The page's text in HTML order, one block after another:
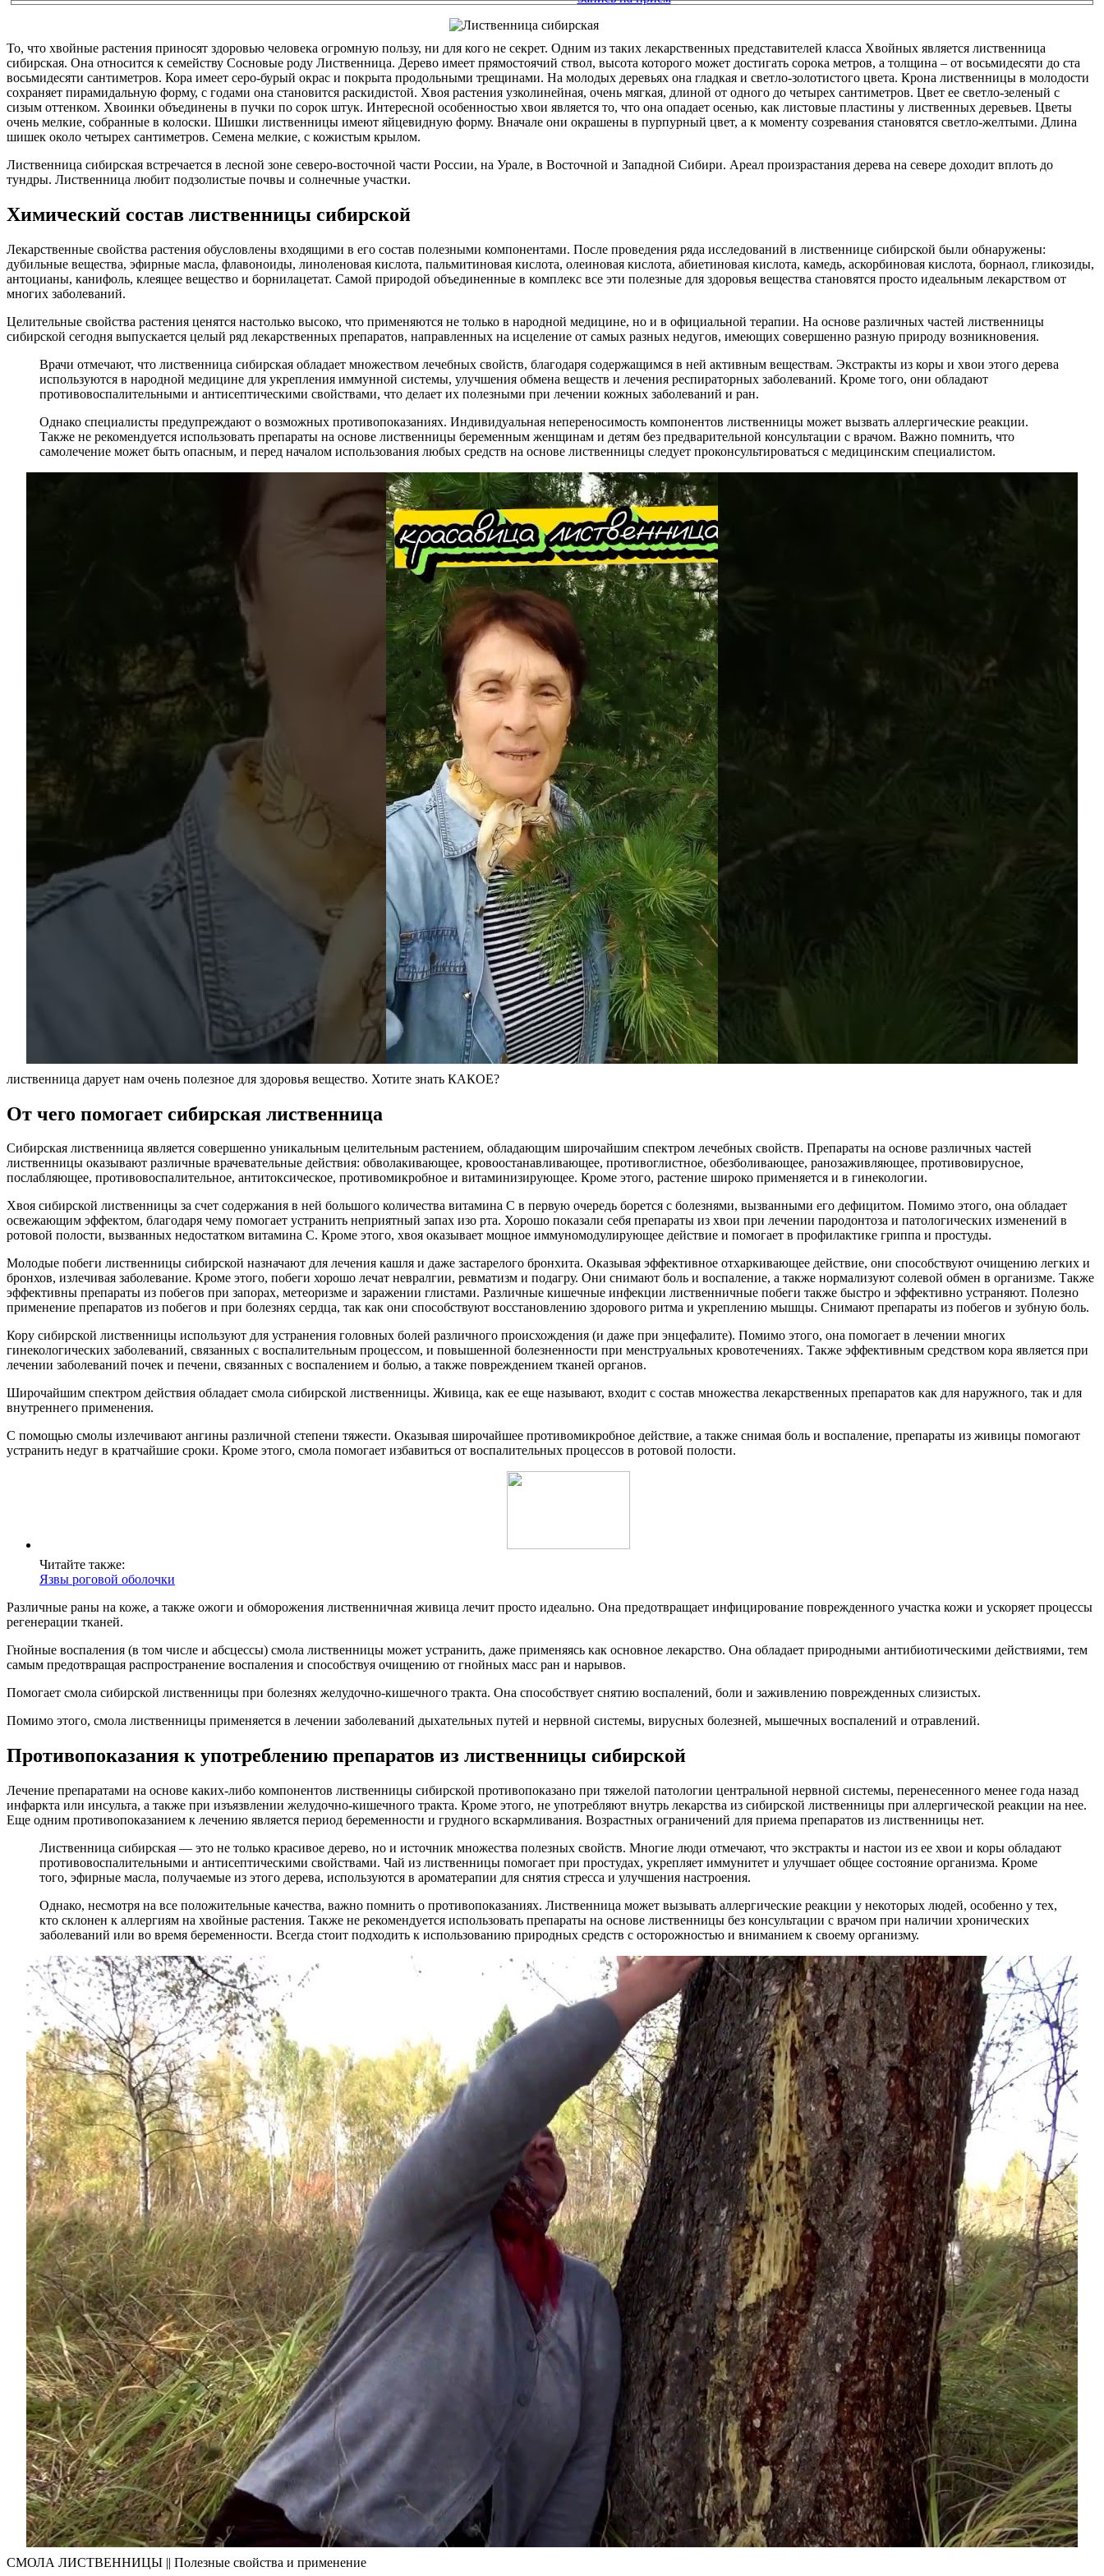
То, что хвойные растения приносят здоровью человека огромную пользу, ни для кого не секрет. Одним из таких лекарственных представителей класса Хвойных является лиственница
сибирская. Она относится к семейству Сосновые роду Лиственница. Дерево имеет прямостоячий ствол, высота которого может достигать сорока метров, а толщина – от восьмидесяти до ста
восьмидесяти сантиметров. Кора имеет серо-бурый окрас и покрыта продольными трещинами. На молодых деревьях она гладкая и светло-золотистого цвета. Крона лиственницы в молодости
сохраняет пирамидальную форму, с годами она становится раскидистой. Хвоя растения узколинейная, очень мягкая, длиной от одного до четырех сантиметров. Цвет ее светло-зеленый с
сизым оттенком. Хвоинки объединены в пучки по сорок штук. Интересной особенностью хвои является то, что она опадает осенью, как листовые пластины у лиственных деревьев. Цветы
очень мелкие, собранные в колоски. Шишки лиственницы имеют яйцевидную форму. Вначале они окрашены в пурпурный цвет, а к моменту созревания становятся светло-желтыми. Длина
шишек около четырех сантиметров. Семена мелкие, с кожистым крылом.
Лиственница сибирская встречается в лесной зоне северо-восточной части России, на Урале, в Восточной и Западной Сибири. Ареал произрастания дерева на севере доходит вплоть до
тундры. Лиственница любит подзолистые почвы и солнечные участки.
Химический состав лиственницы сибирской
Лекарственные свойства растения обусловлены входящими в его состав полезными компонентами. После проведения ряда исследований в лиственнице сибирской были обнаружены:
дубильные вещества, эфирные масла, флавоноиды, линоленовая кислота, пальмитиновая кислота, олеиновая кислота, абиетиновая кислота, камедь, аскорбиновая кислота, борнаол, гликозиды,
антоцианы, канифоль, клеящее вещество и борнилацетат. Самой природой объединенные в комплекс все эти полезные для здоровья вещества становятся просто идеальным лекарством от
многих заболеваний.
Целительные свойства растения ценятся настолько высоко, что применяются не только в народной медицине, но и в официальной терапии. На основе различных частей лиственницы
сибирской сегодня выпускается целый ряд лекарственных препаратов, направленных на исцеление от самых разных недугов, имеющих совершенно разную природу возникновения.
Врачи отмечают, что лиственница сибирская обладает множеством лечебных свойств, благодаря содержащимся в ней активным веществам. Экстракты из коры и хвои этого дерева
используются в народной медицине для укрепления иммунной системы, улучшения обмена веществ и лечения респираторных заболеваний. Кроме того, они обладают
противовоспалительными и антисептическими свойствами, что делает их полезными при лечении кожных заболеваний и ран.
Однако специалисты предупреждают о возможных противопоказаниях. Индивидуальная непереносимость компонентов лиственницы может вызвать аллергические реакции.
Также не рекомендуется использовать препараты на основе лиственницы беременным женщинам и детям без предварительной консультации с врачом. Важно помнить, что
самолечение может быть опасным, и перед началом использования любых средств на основе лиственницы следует проконсультироваться с медицинским специалистом.
лиственница дарует нам очень полезное для здоровья вещество. Хотите знать КАКОЕ?
От чего помогает сибирская лиственница
Сибирская лиственница является совершенно уникальным целительным растением, обладающим широчайшим спектром лечебных свойств. Препараты на основе различных частей
лиственницы оказывают различные врачевательные действия: обволакивающее, кровоостанавливающее, противоглистное, обезболивающее, ранозаживляющее, противовирусное,
послабляющее, противовоспалительное, антитоксическое, противомикробное и витаминизирующее. Кроме этого, растение широко применяется и в гинекологии.
Хвоя сибирской лиственницы за счет содержания в ней большого количества витамина С в первую очередь борется с болезнями, вызванными его дефицитом. Помимо этого, она обладает
освежающим эффектом, благодаря чему помогает устранить неприятный запах изо рта. Хорошо показали себя препараты из хвои при лечении пародонтоза и патологических изменений в
ротовой полости, вызванных недостатком витамина С. Кроме этого, хвоя оказывает мощное иммуномодулирующее действие и помогает в профилактике гриппа и простуды.
Молодые побеги лиственницы сибирской назначают для лечения кашля и даже застарелого бронхита. Оказывая эффективное отхаркивающее действие, они способствуют очищению легких и
бронхов, излечивая заболевание. Кроме этого, побеги хорошо лечат невралгии, ревматизм и подагру. Они снимают боль и воспаление, а также нормализуют солевой обмен в организме. Также
эффективны препараты из побегов при запорах, метеоризме и заражении глистами. Различные кишечные инфекции лиственничные побеги также быстро и эффективно устраняют. Полезно
применение препаратов из побегов и при болезнях сердца, так как они способствуют восстановлению здорового ритма и укреплению мышцы. Снимают препараты из побегов и зубную боль.
Кору сибирской лиственницы используют для устранения головных болей различного происхождения (и даже при энцефалите). Помимо этого, она помогает в лечении многих
гинекологических заболеваний, связанных с воспалительным процессом, и повышенной болезненности при менструальных кровотечениях. Также эффективным средством кора является при
лечении заболеваний почек и печени, связанных с воспалением и болью, а также повреждением тканей органов.
Широчайшим спектром действия обладает смола сибирской лиственницы. Живица, как ее еще называют, входит с состав множества лекарственных препаратов как для наружного, так и для
внутреннего применения.
С помощью смолы излечивают ангины различной степени тяжести. Оказывая широчайшее противомикробное действие, а также снимая боль и воспаление, препараты из живицы помогают
устранить недуг в кратчайшие сроки. Кроме этого, смола помогает избавиться от воспалительных процессов в ротовой полости.
Читайте также:
Язвы роговой оболочки
Различные раны на коже, а также ожоги и обморожения лиственничная живица лечит просто идеально. Она предотвращает инфицирование поврежденного участка кожи и ускоряет процессы
регенерации тканей.
Гнойные воспаления (в том числе и абсцессы) смола лиственницы может устранить, даже применяясь как основное лекарство. Она обладает природными антибиотическими действиями, тем
самым предотвращая распространение воспаления и способствуя очищению от гнойных масс ран и нарывов.
Помогает смола сибирской лиственницы при болезнях желудочно-кишечного тракта. Она способствует снятию воспалений, боли и заживлению поврежденных слизистых.
Помимо этого, смола лиственницы применяется в лечении заболеваний дыхательных путей и нервной системы, вирусных болезней, мышечных воспалений и отравлений.
Противопоказания к употреблению препаратов из лиственницы сибирской
Лечение препаратами на основе каких-либо компонентов лиственницы сибирской противопоказано при тяжелой патологии центральной нервной системы, перенесенного менее года назад
инфаркта или инсульта, а также при изъязвлении желудочно-кишечного тракта. Кроме этого, не употребляют внутрь лекарства из сибирской лиственницы при аллергической реакции на нее.
Еще одним противопоказанием к лечению является период беременности и грудного вскармливания. Возрастных ограничений для приема препаратов из лиственницы нет.
Лиственница сибирская — это не только красивое дерево, но и источник множества полезных свойств. Многие люди отмечают, что экстракты и настои из ее хвои и коры обладают
противовоспалительными и антисептическими свойствами. Чай из лиственницы помогает при простудах, укрепляет иммунитет и улучшает общее состояние организма. Кроме
того, эфирные масла, получаемые из этого дерева, используются в ароматерапии для снятия стресса и улучшения настроения.
Однако, несмотря на все положительные качества, важно помнить о противопоказаниях. Лиственница может вызывать аллергические реакции у некоторых людей, особенно у тех,
кто склонен к аллергиям на хвойные растения. Также не рекомендуется использовать препараты на основе лиственницы без консультации с врачом при наличии хронических
заболеваний или во время беременности. Всегда стоит подходить к использованию природных средств с осторожностью и вниманием к своему организму.
СМОЛА ЛИСТВЕННИЦЫ || Полезные свойства и применение